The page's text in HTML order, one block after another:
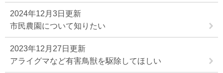
2024年12月3日更新
市民農園について知りたい
2023年12月27日更新
アライグマなど有害鳥獣を駆除してほしい